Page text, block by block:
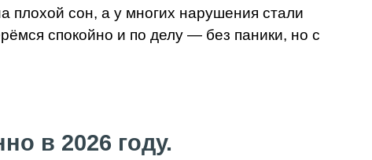
плохой сон, а у многих нарушения стали
спокойно и по делу — без паники, но с
в 2026 году.